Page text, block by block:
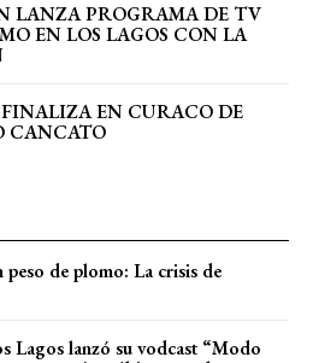
LANZA PROGRAMA DE TV
EN LOS LAGOS CON LA
EN CURACO DE
CANCATO
de plomo: La crisis de
Lagos lanzó su vodcast “Modo